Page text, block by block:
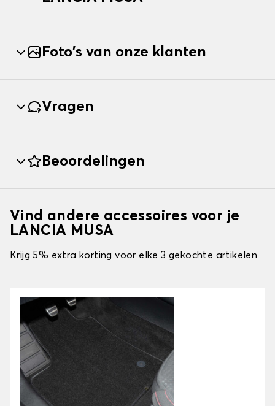
Foto's van onze klanten
Vragen
Beoordelingen
Vind andere accessoires voor je
LANCIA MUSA
Krijg 5% extra korting voor elke 3 gekochte artikelen